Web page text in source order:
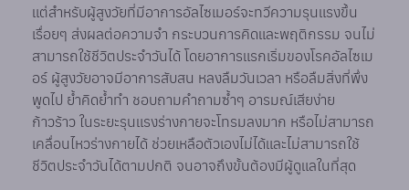
แต่สำหรับผู้สูงวัยที่มีอาการอัลไซเมอร์จะทวีความรุนแรงขึ้น
เรื่อยๆ ส่งผลต่อความจำ กระบวนการคิดและพฤติกรรม จนไม่
สามารถใช้ชีวิตประจำวันได้ โดยอาการแรกเริ่มของโรคอัลไซเม
อร์ ผู้สูงวัยอาจมีอาการสับสน หลงลืมวันเวลา หรือลืมสิ่งที่พึ่ง
พูดไป ย้ำคิดย้ำทำ ชอบถามคำถามซ้ำๆ อารมณ์เสียง่าย
ก้าวร้าว ในระยะรุนแรงร่างกายจะโทรมลงมาก หรือไม่สามารถ
เคลื่อนไหวร่างกายได้ ช่วยเหลือตัวเองไม่ได้และไม่สามารถใช้
ชีวิตประจำวันได้ตามปกติ จนอาจถึงขั้นต้องมีผู้ดูแลในที่สุด